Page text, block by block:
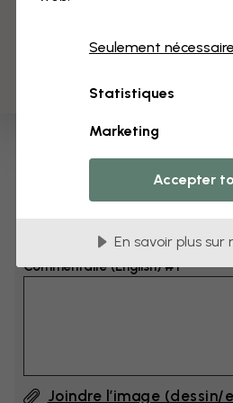
Ajoutez 6–10 cm à la largeur et à la
Ajouter un
Commentaire (English) #1
Joindre l’image (dessin/
Seulement nécessaire
Statistiques
Marketing
Accepter
En savoir plus sur